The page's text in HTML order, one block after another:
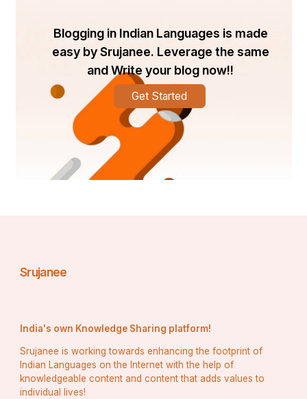
चुपचाप सुनता सबके ताने,
इसलिए मैं गुलामी का आदि हूं ...
Blogging in Indian Languages is made
easy by Srujanee. Leverage the same
and Write your blog now!!
Get Started
Srujanee
India's own Knowledge Sharing platform!
Srujanee is working towards enhancing the footprint of
Indian Languages on the Internet with the help of
knowledgeable content and content that adds values to
individual lives!